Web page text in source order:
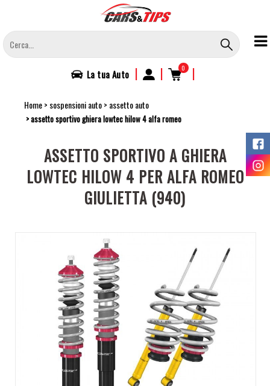
contenuto
principale
La tuaAuto | | 0 |
Home sospensioni auto assetto auto
assetto sportivo ghiera lowtec hilow 4 alfa romeo
ASSETTO SPORTIVO A GHIERA
LOWTEC HILOW 4 PER ALFA ROMEO
GIULIETTA (940)